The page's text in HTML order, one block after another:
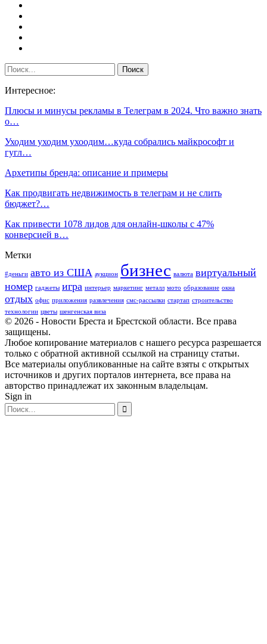
Интересное:
Плюсы и минусы рекламы в Телеграм в 2024. Что важно знать
о…
Уходим уходим ухоодим…куда собрались майкрософт и
гугл…
Архетипы бренда: описание и примеры
Как продвигать недвижимость в телеграм и не слить
бюджет?…
Как привести 1078 лидов для онлайн-школы с 47%
конверсией в…
Метки
#деньги авто из США аукцион бизнес валюта виртуальный
номер гаджеты игра интерьер маркетинг металл мото образование окна
отдых офис приложения развлечения смс-рассылки стартап строительство
технологии цветы шенгенская виза
© 2026 - Новости Бреста и Брестской области. Все права
защищены.
Любое копирование материалов с нашего ресурса разрешается
только с обратной активной ссылкой на страницу статьи.
Все материалы опубликованные на сайте взяты с открытых
источников и других порталов интернета, все права на
авторство принадлежат их законным владельцам.
Sign in